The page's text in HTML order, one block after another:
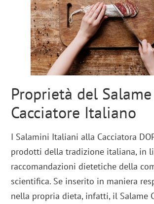
Proprietà del Salame
Cacciatore Italiano
I Salamini Italiani alla Cacciatora
prodotti della tradizione italiana, in
raccomandazioni dietetiche della
scientifica. Se inserito in maniera
nella propria dieta, infatti, il Salame